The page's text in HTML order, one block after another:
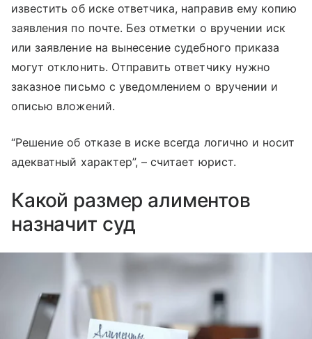
известить об иске ответчика, направив ему копию
заявления по почте. Без отметки о вручении иск
или заявление на вынесение судебного приказа
могут отклонить. Отправить ответчику нужно
заказное письмо с уведомлением о вручении и
описью вложений.
“Решение об отказе в иске всегда логично и носит
адекватный характер”, – считает юрист.
Какой размер алиментов
назначит суд